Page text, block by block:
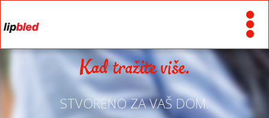
Kad tražite više.
STVORENO ZA VAŠ DOM.